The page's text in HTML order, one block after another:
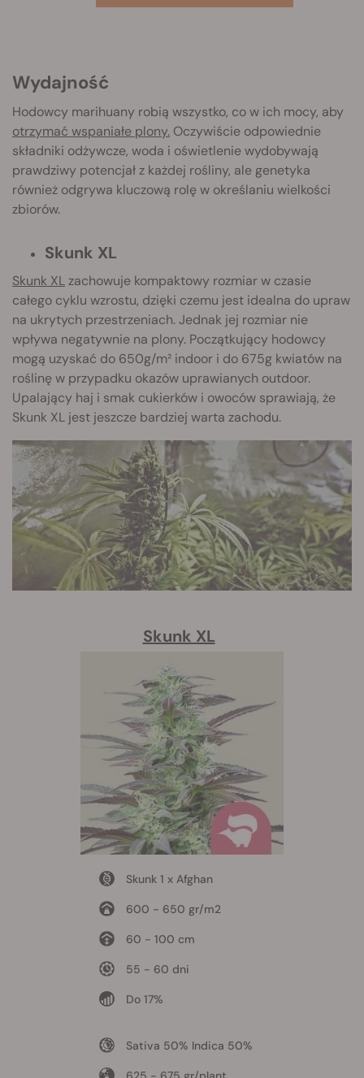
Wydajność
Hodowcy marihuany robią wszystko, co w ich mocy, aby
otrzymać wspaniałe plony. Oczywiście odpowiednie
składniki odżywcze, woda i oświetlenie wydobywają
prawdziwy potencjał z każdej rośliny, ale genetyka
również odgrywa kluczową rolę w określaniu wielkości
zbiorów.
Skunk XL
Skunk XLzachowuje kompaktowy rozmiar w czasie
całego cyklu wzrostu, dzięki czemu jest idealna do upraw
na ukrytych przestrzeniach. Jednak jej rozmiar nie
wpływa negatywnie na plony. Początkujący hodowcy
mogą uzyskać do 650g/m² indoor i do 675g kwiatów na
roślinę w przypadku okazów uprawianych outdoor.
Upalający haj i smak cukierków i owoców sprawiają, że
Skunk XL jest jeszcze bardziej warta zachodu.
Skunk XL
Skunk 1 x Afghan
600 - 650 gr/m2
60 - 100 cm
55 - 60 dni
Do 17%
Sativa 50% Indica 50%